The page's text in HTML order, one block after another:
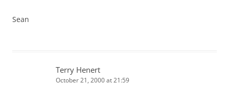
Sean
Terry Henert
October 21, 2000 at 21:59